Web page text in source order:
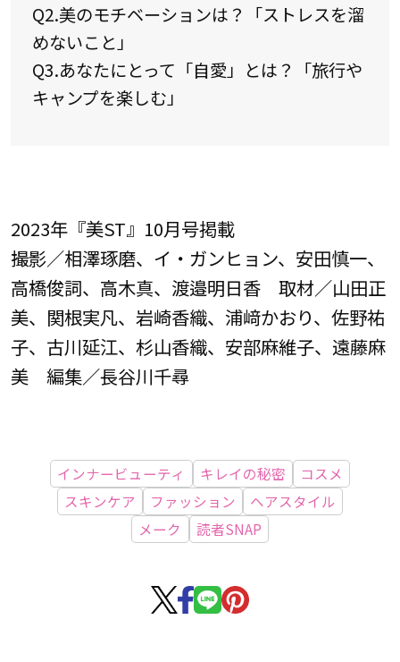
Q2.美のモチベーションは？「ストレスを溜
めないこと」
Q3.あなたにとって「自愛」とは？「旅行や
キャンプを楽しむ」
2023年『美ST』10月号掲載
撮影／相澤琢磨、イ・ガンヒョン、安田慎一、
高橋俊詞、高木真、渡邉明日香 取材／山田正
美、関根実凡、岩崎香織、浦﨑かおり、佐野祐
子、古川延江、杉山香織、安部麻維子、遠藤麻
美 編集／長谷川千尋
インナービューティ キレイの秘密
コスメ
スキンケア
ファッション
ヘアスタイル
メーク
読者SNAP